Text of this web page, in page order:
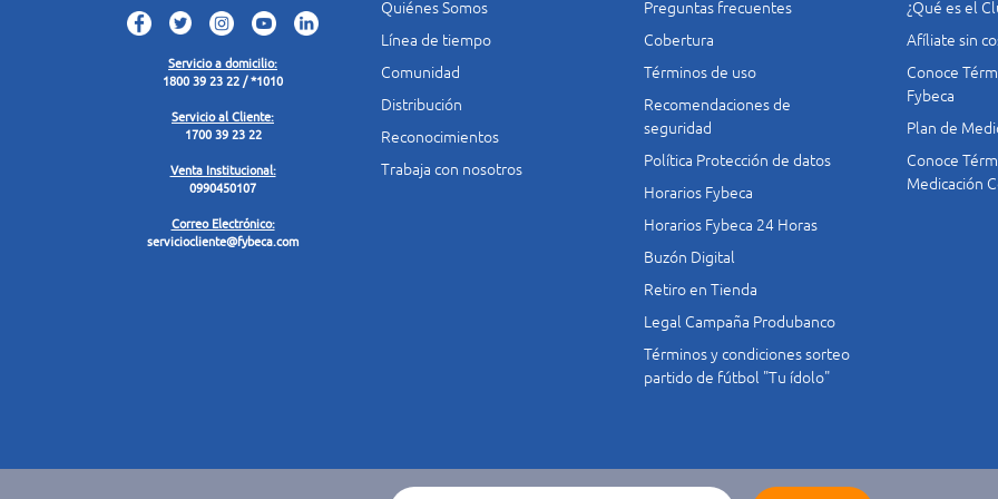
Servicio a domicilio:
1800 39 23 22 / *1010
Servicio al Cliente:
1700 39 23 22
Venta Institucional:
0990450107
Correo Electrónico:
serviciocliente@fybeca.com
Quiénes Somos
Línea de tiempo
Comunidad
Distribución
Reconocimientos
Trabaja con nosotros
Preguntas frecuentes
Cobertura
Términos de uso
Recomendaciones de
seguridad
Política Protección de datos
Horarios Fybeca
Horarios Fybeca 24 Horas
Buzón Digital
Retiro en Tienda
Legal Campaña Produbanco
Términos y condiciones sorteo
partido de fútbol "Tu ídolo"
¿Qué es el
Afíliate sin
Conoce
Fybeca
Plan de
Conoce
Medicación